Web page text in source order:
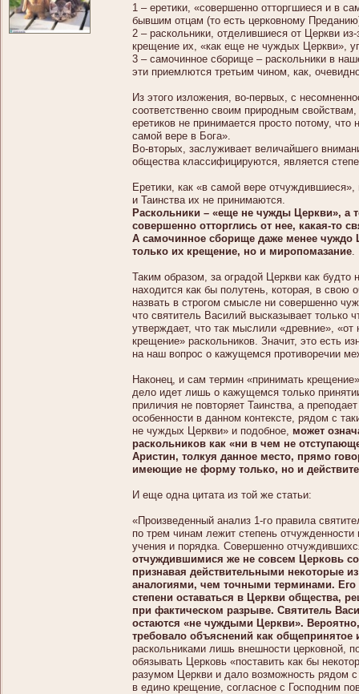
1 – еретики, «совершенно отторгшиеся и в
бывшим отцам (то есть церковному
2 – раскольники, отделившиеся от Церкви
крещение их, «как еще не чуждых Церкви»,
3 – самочинное сборище – раскольники в
эти приемлются третьим чином, как,
Из этого изложения, во-первых, с
соответственно своим природным
еретиков не принимается просто потому,
самой вере в Бога».
Во-вторых, заслуживает величайшего
общества классифицируются, является
Еретики, как «в самой вере
и Таинства их не принимаются.
Раскольники – «еще не чужды Церкви», а
совершенно отторглись от нее, какая-то
А самочинное сборище даже менее чуждо
только их крещение, но и миропомазание
Таким образом, за оградой Церкви как
находится как бы полутень, которая, в свою
назвать в строгом смысле ни совершенно
что святитель Василий высказывает только
утверждает, что так мыслили «древние»,
крещение» раскольников. Значит, это есть
на наш вопрос о кажущемся противоречии
Наконец, и сам термин «принимать
дело идет лишь о кажущемся только
приличия не повторяет Таинства, а
особенности в данном контексте, рядом с
не чуждых Церкви» и подобное, может
раскольников как «ни в чем не
Аристин, толкуя данное место, прямо
имеющие не форму только, но и
И еще одна цитата из той же статьи:
«Произведенный анализ 1-го правила
по трем чинам лежит степень
учения и порядка. Совершенно
отчуждившимися же не совсем Церковь
признавая действительными некоторые
аналогиями, чем точными терминами. Его
степени оставаться в Церкви общества,
при фактическом разрыве. Святитель
остаются «не чуждыми Церкви».
требовало объяснений как общепринятое
раскольниками лишь внешности церковной,
обязывать Церковь «поставить как бы
разумом Церкви и дало возможность рядом
в едино крещение, согласное с Господним